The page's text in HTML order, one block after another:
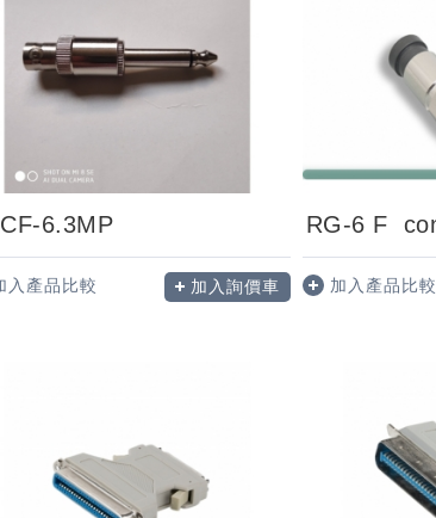
6.3MP
入產品比較 加入詢價車 加入產品比較